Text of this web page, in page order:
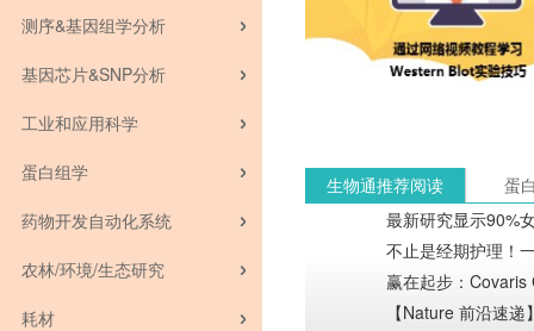
测序&基因组学分析
基因芯片&SNP分析
工业和应用科学
蛋白组学
药物开发自动化系统
农林/环境/生态研究
耗材
生物通推荐阅读
蛋
最新研究显示90%
不止是经期护理！
赢在起步：
【Nature 前沿速